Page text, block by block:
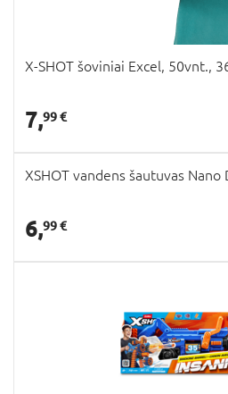
X-SHOT šoviniai Excel, 50vnt.,
7,99 €
XSHOT vandens šautuvas Nano
6,99 €